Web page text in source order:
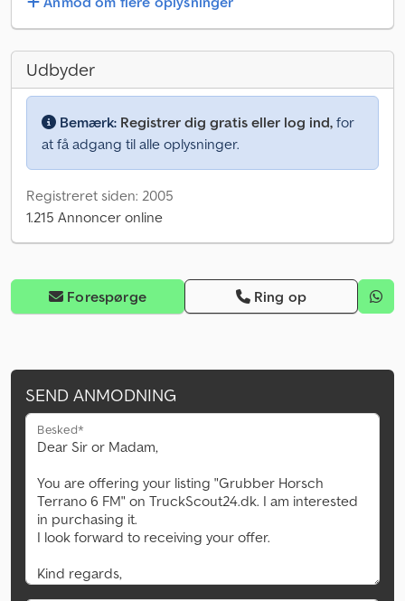
Udbyder
Bemærk: Registrer dig gratis eller log ind, for
at få adgang til alle oplysninger.
Registreret siden: 2005
1.215 Annoncer online
Forespørge Ring op
SEND ANMODNING
Besked*